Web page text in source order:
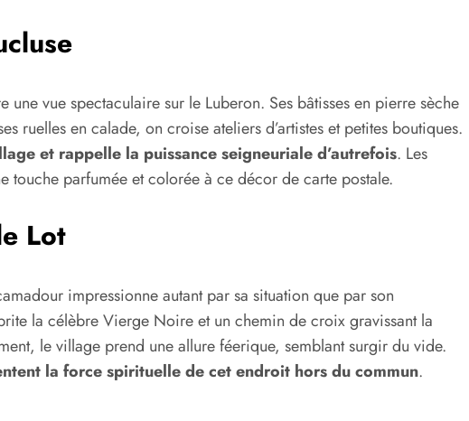
vue spectaculaire sur le Luberon. Ses bâtisses en pierre sèche
ruelles en calade, on croise ateliers d’artistes et petites boutiques.
et rappelle la puissance seigneuriale d’autrefois. Les
touche parfumée et colorée à ce décor de carte postale.
Lot
impressionne autant par sa situation que par son
la célèbre Vierge Noire et un chemin de croix gravissant la
le village prend une allure féerique, semblant surgir du vide.
la force spirituelle de cet endroit hors du commun.